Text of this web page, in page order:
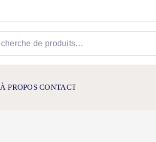
À PROPOS CONTACT